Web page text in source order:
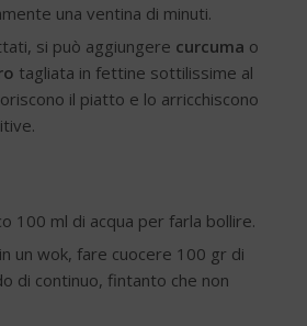
una ventina di minuti.
si può aggiungere curcuma o
tagliata in fettine sottilissime al
il piatto e lo arricchiscono
100 ml di acqua per farla bollire.
un wok, fare cuocere 100 gr di
di continuo, fintanto che non